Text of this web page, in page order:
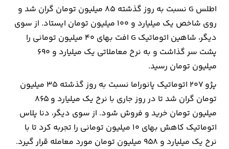
اطلس G نسبت به روز گذشته 85 میلیون تومان گران شد و
روی شاخص یک میلیارد و 100 میلیون تومان ایستاد. از سوی
دیگر، شاهین اتوماتیک G افت بهای 40 میلیون تومانی را
پشت سر گذاشت و به نرخ معاملاتی یک میلیارد و 690
میلیون تومان رسید.
پژو 207 اتوماتیک پانوراما نسبت به روز گذشته 35 میلیون
تومان گران شد تا در روز جاری با نرخ یک میلیارد و 865
میلیون تومان خرید و فروش شود. از سوی دیگر، دنا پلاس
اتوماتیک کاهش بهای 10 میلیون تومانی را تجربه کرد تا با
نرخ یک میلیارد و 958 میلیون تومان مورد معامله قرار گیرد.